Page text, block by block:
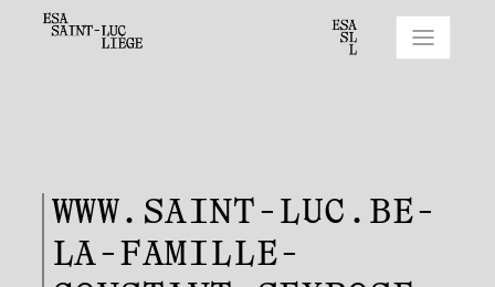
WWW.SAINT-LUC.BE-
LA-FAMILLE-